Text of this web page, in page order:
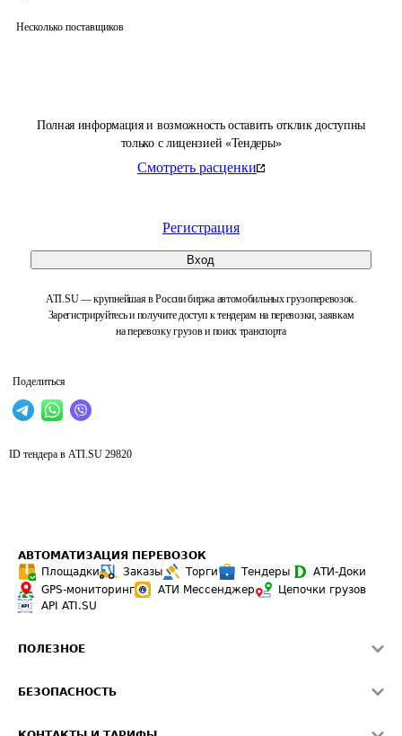
Полная информация и возможность оставить отклик доступны
только с лицензией «Тендеры»
Смотреть расценки
Регистрация
Вход
ATI.SU — крупнейшая в России биржа автомобильных грузоперевозок.
Зарегистрируйтесь и получите доступ к тендерам на перевозки, заявкам
на перевозку грузов и поиск транспорта
Поделиться
Несколько поставщиков
ID тендера в ATI.SU 29820
АВТОМАТИЗАЦИЯ ПЕРЕВОЗОК
Площадки
Заказы Торги Тендеры
АТИ-Доки
GPS-мониторинг
АТИ Мессенджер
Цепочки грузов
API ATI.SU
ПОЛЕЗНОЕ
Звезды ATI.SU на вашем сайте
БЕЗОПАСНОСТЬ